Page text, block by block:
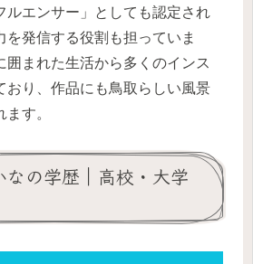
ルエンサー」としても認定され
を発信する役割も担っていま
囲まれた生活から多くのインス
おり、作品にも鳥取らしい風景
す。
の学歴｜高校・大学